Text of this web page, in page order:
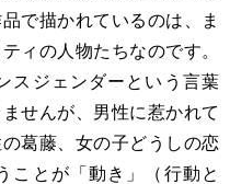
で描かれているのは、ま
ィの人物たちなのです。
スジェンダーという言葉
せんが、男性に惹かれて
葛藤、女の子どうしの恋
ことが「動き」（行動と